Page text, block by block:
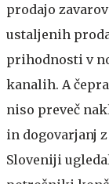
prodajo
ustaljenih
prihodnosti v
kanalih. A
niso preveč
in dogovarjanj
Sloveniji